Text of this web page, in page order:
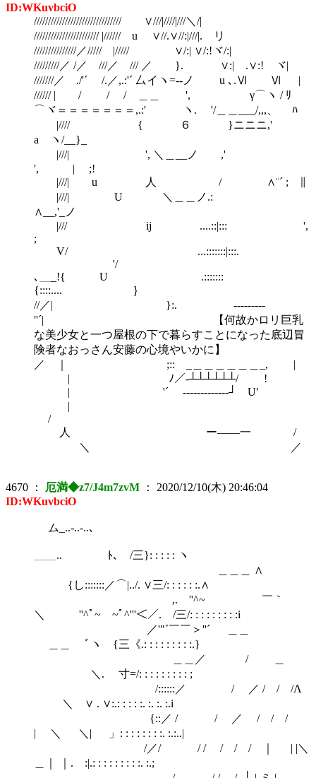
ID:WKuvbciO
/////////////////////////////// ∨///|////|///＼/|
/////////////////////// |////// u ∨//.∨//:|///|. リ
///////////////／///// |///// ∨/:| ∨/:!ヾ/:|
/////////／ /／ ///／ /// ／ }. ∨:| .∨:! ヾ|
///////／ ./'´ /.／,.:'´ 厶イヽ=--ノ u ､.Ⅵ Ⅵ |
////// | / / / ＿＿ ', γ⌒ヽ / ﾘ
⌒ヾ＝＝＝＝＝＝＝,.:' ヽ. '/＿＿___/,,,、 ﾊ
|//// { ６ }ニニニ,'
a ヽ/__}_
|///| ', ＼＿__ノ ,'
', | ;!
|///| u 人 / ∧¨´ ; ∥
|///| U ＼＿＿ノ.:
∧__,'_ノ
|/// ij ....::|::: ',
;
V/ ...:::::::|:::.
'/
､＿_!{ U .:::::::
{::::.... ｝
//／| }:. ゝ---------
''´| 【何故かロリ巨乳
な美少女と一つ屋根の下で暮らすことになった底辺冒
険者なおっさん安藤の心境やいかに】
／ ｜ ;:: _＿＿＿＿＿＿_, |
| ﾉ／-┴┴┴┴┴┴/ !
| '´ ゝ-------------┘ U′
|
/
人 ー――一 /
＼ ／
4670 ： 厄満◆z7/J4m7zvM ： 2020/12/10(木) 20:46:04
ID:WKuvbciO
ム_..-..‐..､
＿＿.. ﾄ､ /三}: : : : : ヽ
＿＿＿ ∧
{し:::::::／⌒|../. ∨三/: : : : : :.∧
,. ''^~ ￣｀
＼ ''^ﾟ~￣~ﾟ^'''＜／. /三/: : : : : : : : :i
／'"´￣￣＞''´ ＿＿
＿＿ ﾞヽ {三《.: : : : : : : : :.}
＿＿／ / ＿
＼. 寸=/: : : : : : : : : ;
/::::::／ / ／ / / /Λ
＼ ∨ . ∨:.: : : : :. :. :. :.i
{::／ / / ／ / / /
| ＼ ＼| 」: : : : : : : :. :.:..|
/／/ / / / / / ｜ | |＼
＿｜ ｜. :|.: : : : : : : : :. :.;